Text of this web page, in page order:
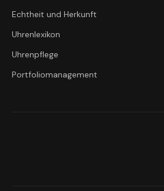
Echtheit und Herkunft
Uhrenlexikon
Uhrenpflege
Portfoliomanagement